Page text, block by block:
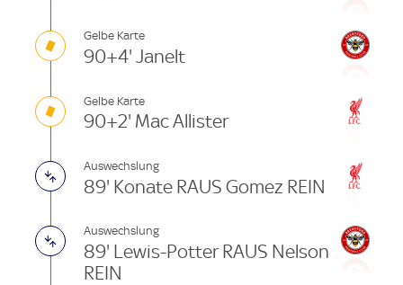
Gelbe Karte
90+4' Janelt
Gelbe Karte
90+2' Mac Allister
Auswechslung
89' Konate RAUS Gomez REIN
Auswechslung
89' Lewis-Potter RAUS Nelson
REIN